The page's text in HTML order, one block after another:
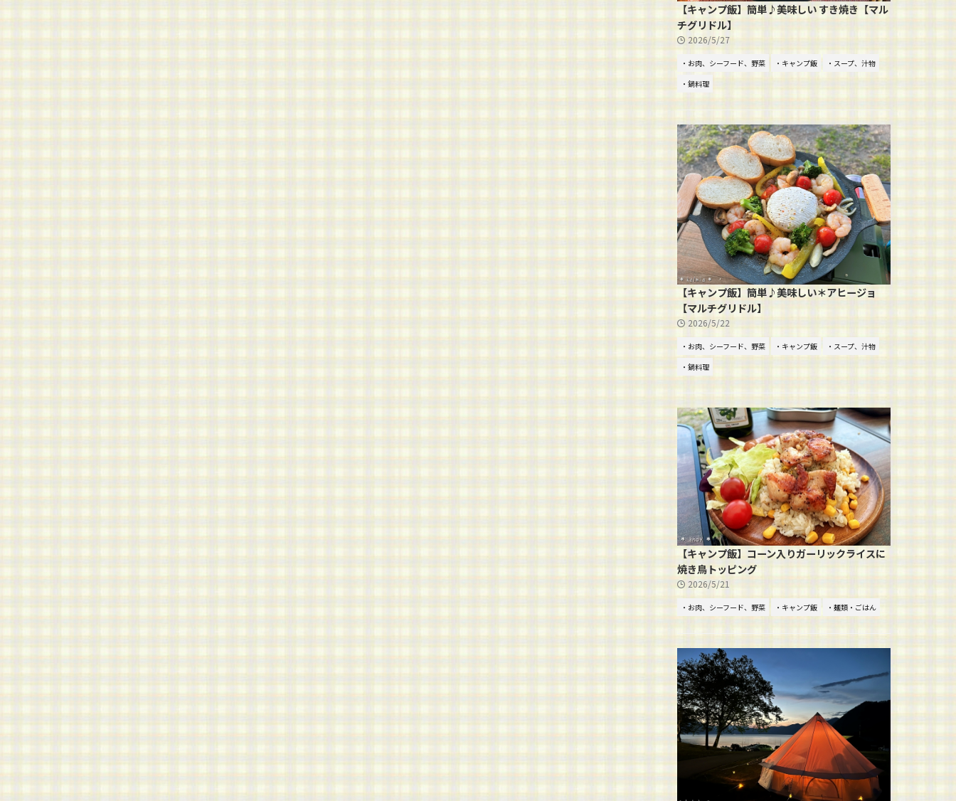
【キャンプ飯】簡単♪美味しい すき焼き【マル
チグリドル】
2026/5/27
・お肉、シーフード、野菜 ・キャンプ飯
・スープ、汁物
・鍋料理
【キャンプ飯】簡単♪美味しい＊アヒージョ
【マルチグリドル】
2026/5/22
・お肉、シーフード、野菜 ・キャンプ飯
・スープ、汁物
・鍋料理
【キャンプ飯】コーン入りガーリックライスに
焼き鳥トッピング
2026/5/21
・お肉、シーフード、野菜 ・キャンプ飯 ・麺類・ごはん